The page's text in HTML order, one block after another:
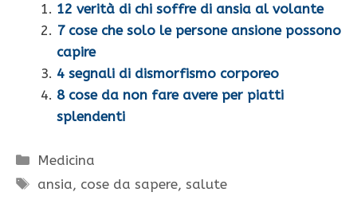
12 verità di chi soffre di ansia al volante
7 cose che solo le persone ansione possono
capire
4 segnali di dismorfismo corporeo
8 cose da non fare avere per piatti
splendenti
Categorie
Medicina
Tag
ansia, cose da sapere,salute